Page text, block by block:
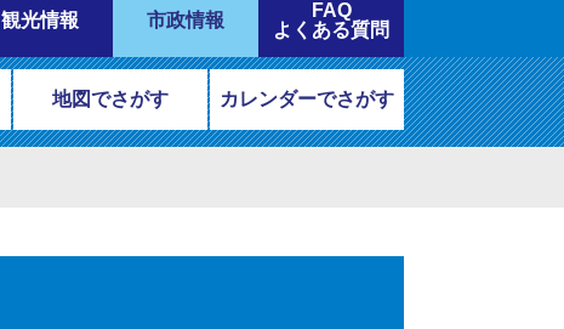
観光情報 市政情報
FAQ
よくある質問
地図でさがす カレンダーでさがす